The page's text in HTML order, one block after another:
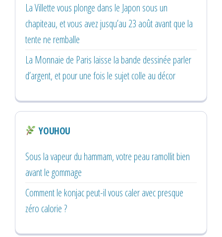
La Villette vous plonge dans le Japon sous un
chapiteau, et vous avez jusqu’au 23 août avant que la
tente ne remballe
La Monnaie de Paris laisse la bande dessinée parler
d’argent, et pour une fois le sujet colle au décor
YOUHOU
Sous la vapeur du hammam, votre peau ramollit bien
avant le gommage
Comment le konjac peut-il vous caler avec presque
zéro calorie ?